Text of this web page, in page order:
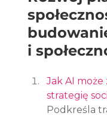
i
Jak AI
strategię
Podkreśla